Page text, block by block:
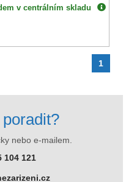
v centrálním skladu
1
nebo e-mailem.
104 121